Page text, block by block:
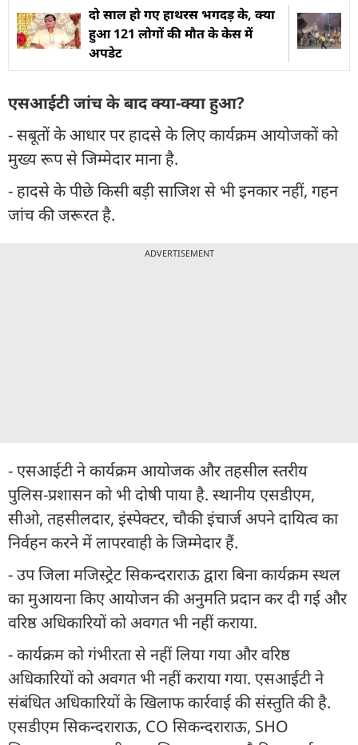
दो साल हो गए हाथरस भगदड़ के, क्या
हुआ 121 लोगों की मौत के केस में
अपडेट
एसआईटी जांच के बाद क्या-क्या हुआ?
- सबूतों के आधार पर हादसे के लिए कार्यक्रम आयोजकों को
मुख्य रूप से जिम्मेदार माना है.
- हादसे के पीछे किसी बड़ी साजिश से भी इनकार नहीं, गहन
जांच की जरूरत है.
ADVERTISEMENT
- एसआईटी ने कार्यक्रम आयोजक और तहसील स्तरीय
पुलिस-प्रशासन को भी दोषी पाया है. स्थानीय एसडीएम,
सीओ, तहसीलदार, इंस्पेक्टर, चौकी इंचार्ज अपने दायित्व का
निर्वहन करने में लापरवाही के जिम्मेदार हैं.
- उप जिला मजिस्ट्रेट सिकन्दराराऊ द्वारा बिना कार्यक्रम स्थल
का मुआयना किए आयोजन की अनुमति प्रदान कर दी गई और
वरिष्ठ अधिकारियों को अवगत भी नहीं कराया.
- कार्यक्रम को गंभीरता से नहीं लिया गया और वरिष्ठ
अधिकारियों को अवगत भी नहीं कराया गया. एसआईटी ने
संबंधित अधिकारियों के खिलाफ कार्रवाई की संस्तुति की है.
एसडीएम सिकन्दराराऊ, CO सिकन्दराराऊ, SHO